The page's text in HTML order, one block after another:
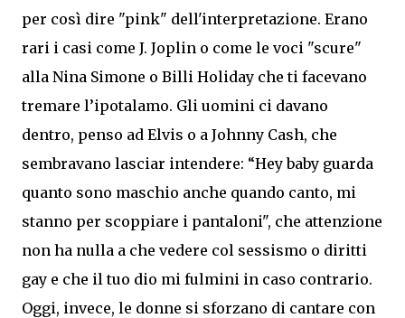
per così dire "pink" dell'interpretazione. Erano
rari i casi come J. Joplin o come le voci "scure"
alla Nina Simone o Billi Holiday che ti facevano
tremare l’ipotalamo. Gli uomini ci davano
dentro, penso ad Elvis o a Johnny Cash, che
sembravano lasciar intendere: “Hey baby guarda
quanto sono maschio anche quando canto, mi
stanno per scoppiare i pantaloni", che attenzione
non ha nulla a che vedere col sessismo o diritti
gay e che il tuo dio mi fulmini in caso contrario.
Oggi, invece, le donne si sforzano di cantare con